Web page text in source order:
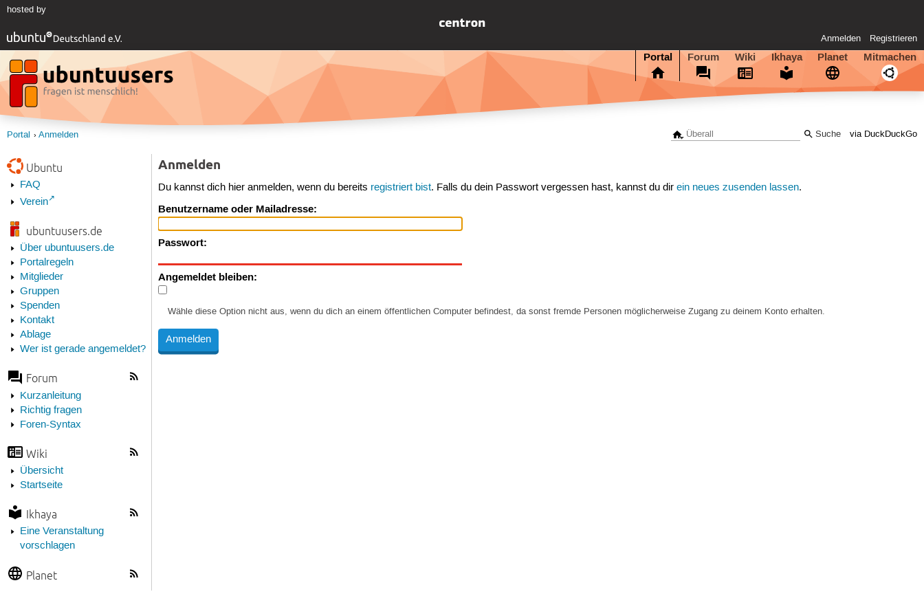
hosted by
Anmelden Registrieren
Portal Forum Wiki Ikhaya Planet Mitmachen
via DuckDuckGo
Portal Anmelden
Ubuntu
FAQ
Verein
ubuntuusers.de
Über ubuntuusers.de
Portalregeln
Mitglieder
Gruppen
Spenden
Kontakt
Ablage
Wer ist gerade angemeldet?
Forum
Kurzanleitung
Richtig fragen
Foren-Syntax
Wiki
Übersicht
Startseite
Ikhaya
Eine Veranstaltung
vorschlagen
Planet
Anmelden
Du kannst dich hier anmelden, wenn du bereits registriert bist. Falls du dein Passwort vergessen hast, kannst du direin neues zusenden lassen.
Benutzername oder Mailadresse:
Passwort:
Angemeldet bleiben:
Wähle diese Option nicht aus, wenn du dich an einem öffentlichen Computer befindest, da sonst fremde Personen möglicherweise Zugang zu deinem Konto erhalten.